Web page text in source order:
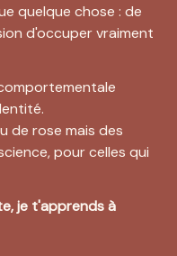
quelque chose : de
d'occuper vraiment
de rose mais des
pour celles qui
je t'apprends à